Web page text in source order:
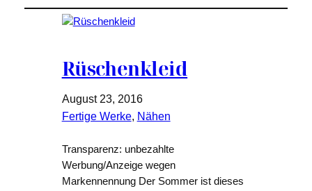
Rüschenkleid
August 23, 2016
Fertige Werke, Nähen
Transparenz: unbezahlte
Werbung/Anzeige wegen
Markennennung Der Sommer ist dieses